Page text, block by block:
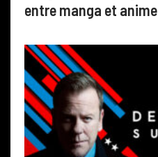
entre manga et anime